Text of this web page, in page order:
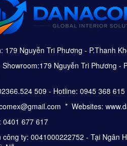
179 Nguyễn Tri Phương - P.Thanh
Nguyễn Tri Phương -
509 - Hotline: 0945 368 615
* Websites:
0401 677 617
công ty: 0041000222752 - Tại Ngân